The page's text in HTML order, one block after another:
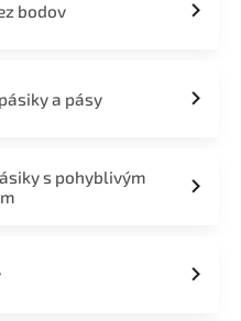
bodov
a pásy
s pohyblivým